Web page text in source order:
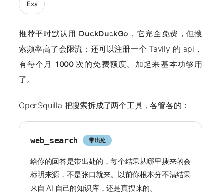
Exa
推荐平时默认用 DuckDuckGo ，它完全免费，但搜
索频率高了会限流；还可以注册一个 Tavily 的 api，
有每个月 1000 次的免费额度。加起来基本功够用
了。
OpenSquilla 把搜索拆成了两个工具，各管各的：
web_search 带出处
给你的回答是带出处的，每个结果从哪里搜来的会
标明来源，不是张口就来。以前你根本分不清结果
来自 AI 自己的知识库，还是真搜来的。